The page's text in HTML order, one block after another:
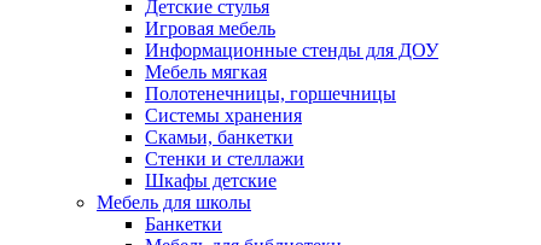
Детские стулья
Игровая мебель
Информационные стенды для ДОУ
Мебель мягкая
Полотенечницы, горшечницы
Системы хранения
Скамьи, банкетки
Стенки и стеллажи
Шкафы детские
Мебель для школы
Банкетки